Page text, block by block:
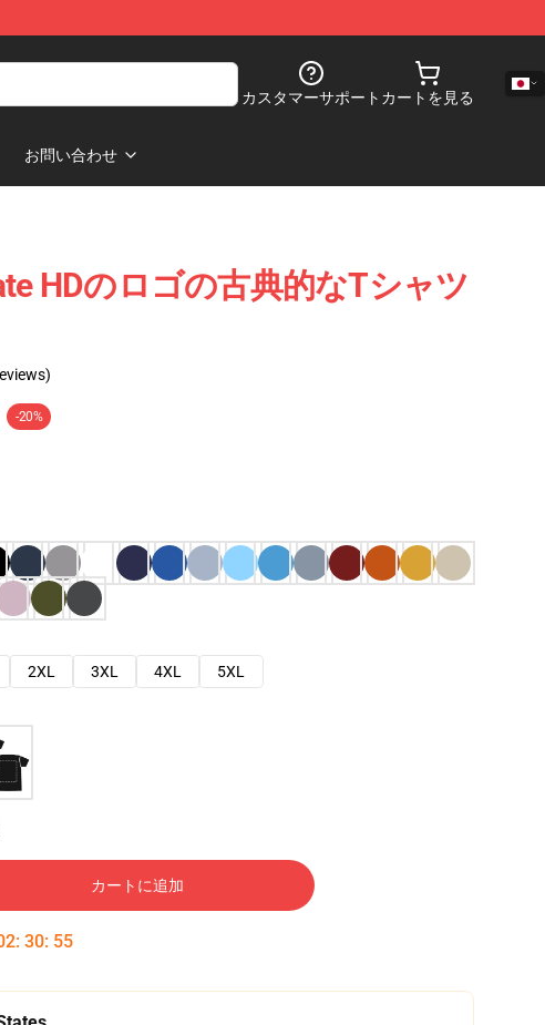
カスタマーサポート カートを見る
お問い合わせ
HDのロゴの古典的なTシャツ
-20%
2XL 3XL 4XL
5XL
カートに追加
: 30: 54